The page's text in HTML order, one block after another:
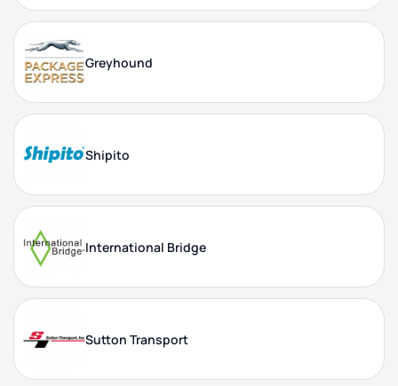
Greyhound
Shipito
International Bridge
Sutton Transport